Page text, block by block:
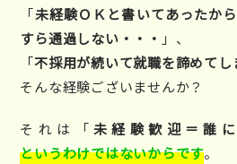
「未経験ＯＫと書いてあったか
すら通過しない・・・ 」、
「不採用が続いて就職を諦めてし
そんな経験ございませんか？
それは「 未経験歓迎＝誰
というわけではないからです。